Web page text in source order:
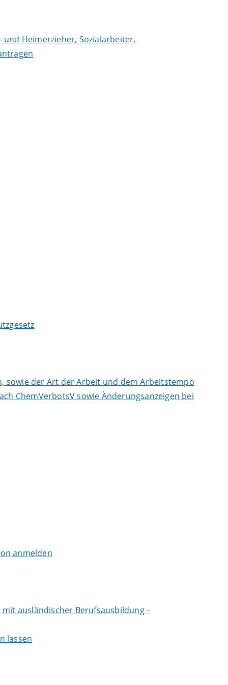
Heimerzieher, Sozialarbeiter,
sowie der Art der Arbeit und dem Arbeitstempo
ChemVerbotsV sowie Änderungsanzeigen bei
anmelden
ausländischer Berufsausbildung –
lassen